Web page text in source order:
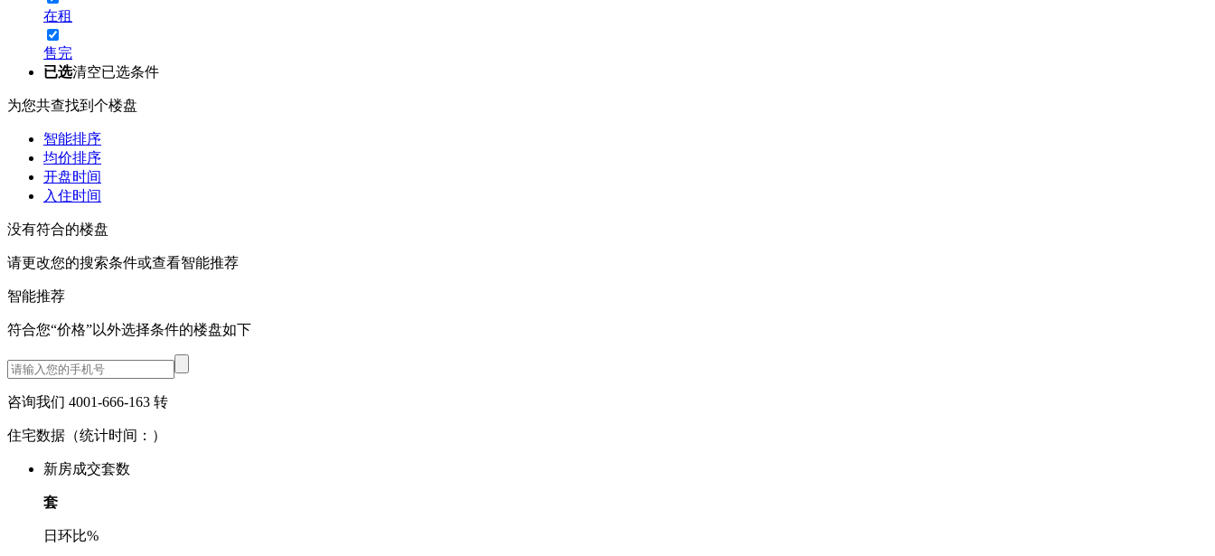
在租
售完
已选清空已选条件
为您共查找到 个楼盘
智能排序
均价排序
开盘时间
入住时间
没有符合的楼盘
请更改您的搜索条件或查看智能推荐
智能推荐
符合您“价格”以外选择条件的楼盘如下
咨询我们 4001-666-163 转
住宅数据 （统计时间： ）
新房成交套数
套
日环比%